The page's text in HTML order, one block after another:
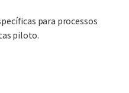
para processos
piloto.